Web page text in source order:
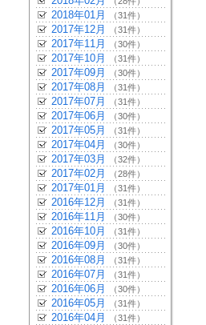
2018年01月 （31件）
2017年12月 （31件）
2017年11月 （30件）
2017年10月 （31件）
2017年09月 （30件）
2017年08月 （31件）
2017年07月 （31件）
2017年06月 （30件）
2017年05月 （31件）
2017年04月 （30件）
2017年03月 （32件）
2017年02月 （28件）
2017年01月 （31件）
2016年12月 （31件）
2016年11月 （30件）
2016年10月 （31件）
2016年09月 （30件）
2016年08月 （31件）
2016年07月 （31件）
2016年06月 （30件）
2016年05月 （31件）
2016年04月 （31件）